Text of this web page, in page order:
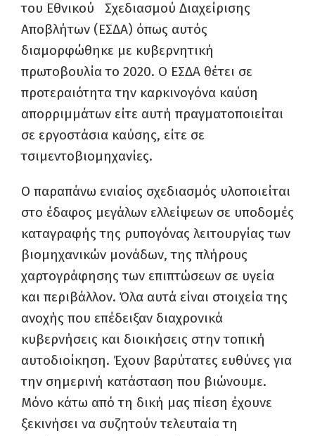
του Εθνικού Σχεδιασμού Διαχείρισης
Αποβλήτων (ΕΣΔΑ) όπως αυτός
διαμορφώθηκε με κυβερνητική
πρωτοβουλία το 2020. Ο ΕΣΔΑ θέτει σε
προτεραιότητα την καρκινογόνα καύση
απορριμμάτων είτε αυτή πραγματοποιείται
σε εργοστάσια καύσης, είτε σε
τσιμεντοβιομηχανίες.
Ο παραπάνω ενιαίος σχεδιασμός υλοποιείται
στο έδαφος μεγάλων ελλείψεων σε υποδομές
καταγραφής της ρυπογόνας λειτουργίας των
βιομηχανικών μονάδων, της πλήρους
χαρτογράφησης των επιπτώσεων σε υγεία
και περιβάλλον. Όλα αυτά είναι στοιχεία της
ανοχής που επέδειξαν διαχρονικά
κυβερνήσεις και διοικήσεις στην τοπική
αυτοδιοίκηση. Έχουν βαρύτατες ευθύνες για
την σημερινή κατάσταση που βιώνουμε.
Μόνο κάτω από τη δική μας πίεση έχουνε
ξεκινήσει να συζητούν τελευταία τη